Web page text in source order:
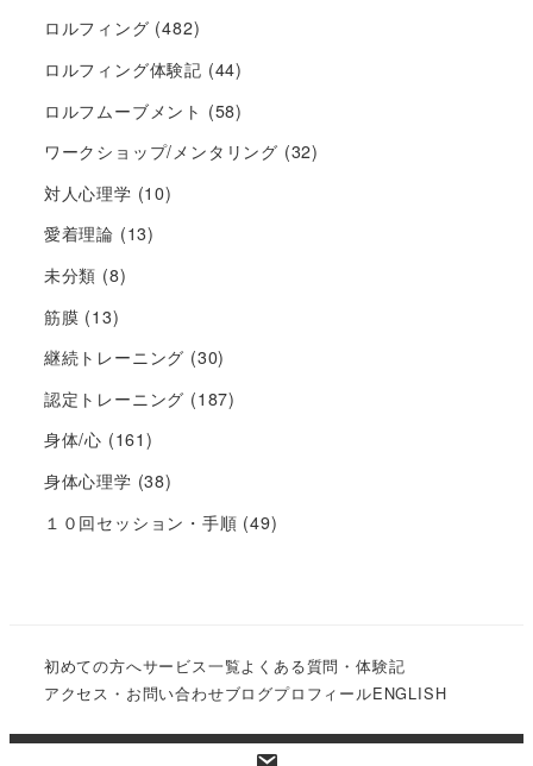
ロルフィング (482)
ロルフィング体験記 (44)
ロルフムーブメント (58)
ワークショップ/メンタリング (32)
対人心理学 (10)
愛着理論 (13)
未分類 (8)
筋膜 (13)
継続トレーニング (30)
認定トレーニング (187)
身体/心 (161)
身体心理学 (38)
１０回セッション・手順 (49)
初めての方へサービス一覧よくある質問・体験記
アクセス・お問い合わせブログプロフィールENGLISH